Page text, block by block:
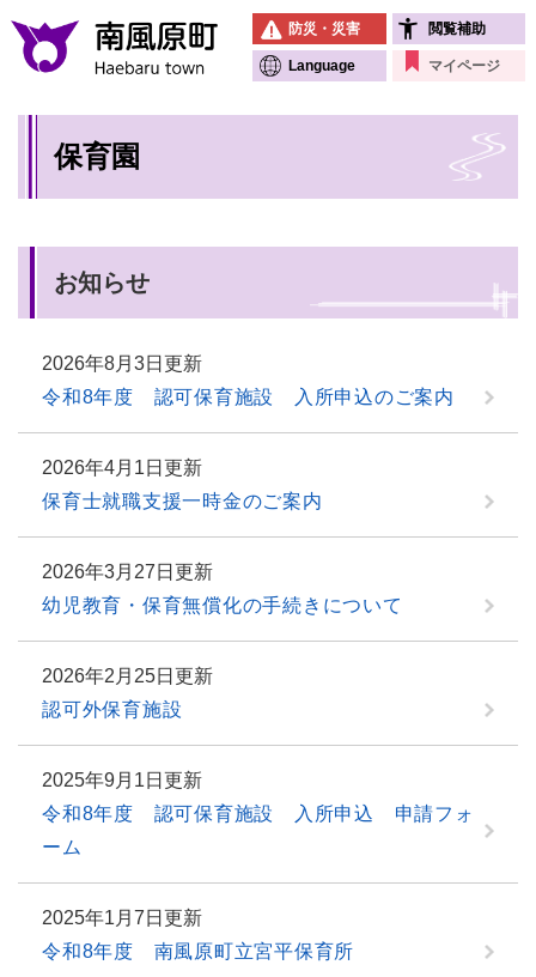
メニューを飛ばして本文へ
防災・災害 閲覧補助
Language マイページ
保育園
お知らせ
2026年8月3日更新
令和8年度 認可保育施設 入所申込のご案内
2026年4月1日更新
保育士就職支援一時金のご案内
2026年3月27日更新
幼児教育・保育無償化の手続きについて
2026年2月25日更新
認可外保育施設
2025年9月1日更新
令和8年度 認可保育施設 入所申込 申請フォ
ーム
2025年1月7日更新
令和8年度 南風原町立宮平保育所